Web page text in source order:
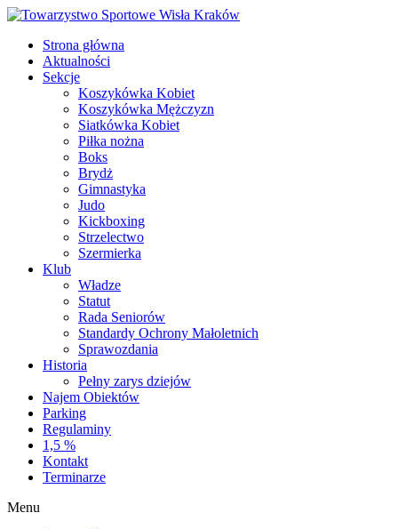
Strona główna
Aktualności
Sekcje
Koszykówka Kobiet
Koszykówka Mężczyzn
Siatkówka Kobiet
Piłka nożna
Boks
Brydż
Gimnastyka
Judo
Kickboxing
Strzelectwo
Szermierka
Klub
Władze
Statut
Rada Seniorów
Standardy Ochrony Małoletnich
Sprawozdania
Historia
Pełny zarys dziejów
Najem Obiektów
Parking
Regulaminy
1,5 %
Kontakt
Terminarze
Menu